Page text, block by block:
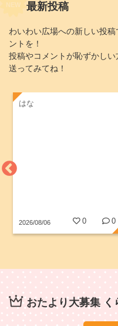
NEW 最新投稿
わいわい広場への新しい投
ントを！
投稿やコメントが恥ずかし
送ってみてね！
はな
2026/08/06 0 0
おたより大募集